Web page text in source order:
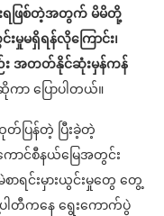
းရဖြစ်တဲ့အတွက် မိမိတို့
မှုမရှိရန်လိုကြောင်း၊
း အတတ်နိုင်ဆုံးမှန်ကန်
ကာ ပြောပါတယ်။
ပြန်တဲ့ ပြီးခဲ့တဲ့
င်စီနယ်မြေအတွင်း
ရင်းမှားယွင်းမှုတွေ တွေ့
တီကနေ ရွေးကောက်ပွဲ